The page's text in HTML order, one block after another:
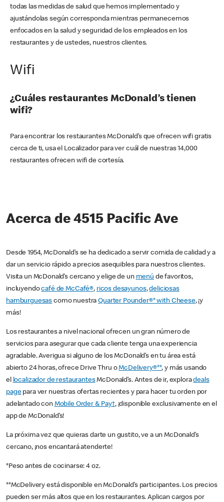
todas las medidas de salud que hemos implementado y
ajustándolas según corresponda mientras permanecemos
enfocados en la salud y seguridad de los empleados en los
restaurantes y de ustedes, nuestros clientes.
Wifi
¿Cuáles restaurantes McDonald’s tienen
wifi?
Para encontrar los restaurantes McDonald’s que ofrecen wifi gratis
cerca de ti, usa el Localizador para ver cuál de nuestras 14,000
restaurantes ofrecen wifi de cortesía.
Acerca de 4515 Pacific Ave
Desde 1954, McDonald’s se ha dedicado a servir comida de calidad y a
dar un servicio rápido a precios asequibles para nuestros clientes.
Visita un McDonald’s cercano y elige de un menú de favoritos,
incluyendocafé de McCafé®, ricos desayunos,deliciosas
hamburguesas como nuestraQuarter Pounder®* with Cheese, ¡y
más!
Los restaurantes a nivel nacional ofrecen un gran número de
servicios para asegurar que cada cliente tenga una experiencia
agradable. Averigua si alguno de los McDonald’s en tu área está
abierto 24 horas, ofrece Drive Thru oMcDelivery®**, y más usando
el localizador de restaurantesMcDonald’s. Antes de ir, exploradeals
pagepara ver nuestras ofertas recientes y para hacer tu orden por
adelantado con Mobile Order & Pay†, ¡disponible exclusivamente en el
app de McDonald’s!
La próxima vez que quieras darte un gustito, ve a un McDonald’s
cercano, ¡nos encantará atenderte!
*Peso antes de cocinarse: 4 oz.
**McDelivery está disponible en McDonald’s participantes. Los precios
pueden ser más altos que en los restaurantes. Aplican cargos por